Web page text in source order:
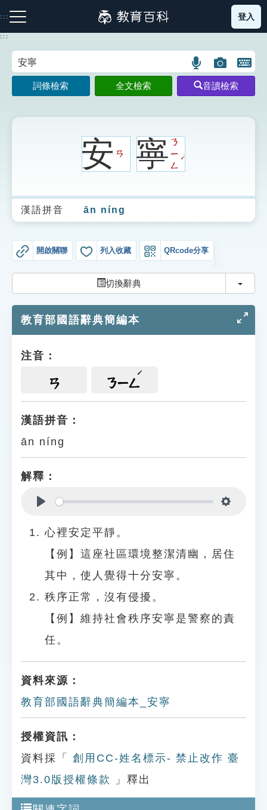
到
主
:::
注音索引圖示 筆畫索引圖示 部首索引表圖示
生字詞彙表
成語故事
索引選單
單字索引
遊戲專區
貓頭鷹博士
登入
:::
語
言
搜
圖
片
搜
開
鍵
圖
詞條檢索 全文檢索 音讀檢索
安ㄢ 寧ㄋ
ㄧ
ㄥ
ˊ
漢語拼音 ān níng
開啟關聯 列入收藏 QRcode分享
切換辭典 切換
教育部國語辭典簡編本
注音：
ㄢ ㄋㄧㄥ
漢語拼音：
ān níng
解釋：
心裡安定平靜。
【例】這座社區環境整潔清幽，居住
其中，使人覺得十分安寧。
秩序正常，沒有侵擾。
【例】維持社會秩序安寧是警察的責
任。
資料來源：
教育部國語辭典簡編本_安寧
授權資訊：
資料採「
創用CC-姓名標示- 禁止改作 臺
灣3.0版授權條款
」釋出